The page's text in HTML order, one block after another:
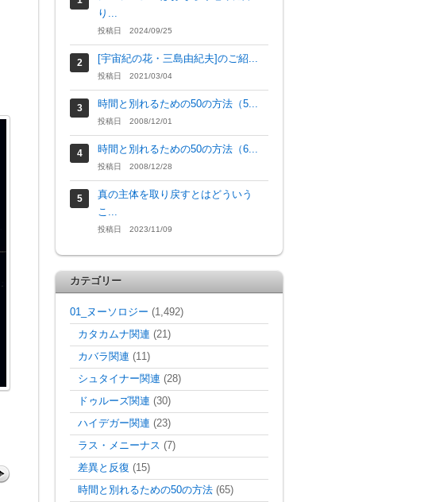
り...
投稿日 2024/09/25
[宇宙紀の花・三島由紀夫]のご紹...
投稿日 2021/03/04
時間と別れるための50の方法（5...
投稿日 2008/12/01
時間と別れるための50の方法（6...
投稿日 2008/12/28
真の主体を取り戻すとはどういう
こ...
投稿日 2023/11/09
カテゴリー
01_ヌーソロジー (1,492)
カタカムナ関連 (21)
カバラ関連 (11)
シュタイナー関連 (28)
ドゥルーズ関連 (30)
ハイデガー関連 (23)
ラス・メニーナス (7)
差異と反復 (15)
時間と別れるための50の方法 (65)